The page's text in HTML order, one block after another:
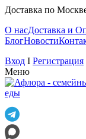
Доставка по
О насДоставка и
БлогНовости
Вход I Регистрация
Меню